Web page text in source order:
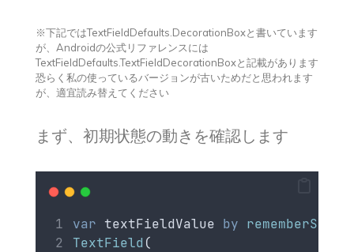
※下記ではTextFieldDefaults.DecorationBoxと書いています
が、Androidの公式リファレンスには
TextFieldDefaults.TextFieldDecorationBoxと記載があります
恐らく私の使っているバージョンが古いためだと思われます
が、適宜読み替えてください
まず、初期状態の動きを確認します
var textFieldValue by
TextField (